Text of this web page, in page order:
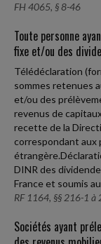
FH 4065, § 8-46
Toute personne
fixe et/ou des
Télédéclaration
sommes retenues
et/ou des
revenus de
recette de la
correspondant aux
DINR des
France et soumis
RF 1164, §§ 216-1 à
Sociétés ayant